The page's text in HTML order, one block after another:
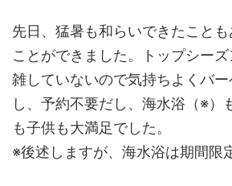
先日、猛暑も和らいできたことも
ことができました。トップシー
雑していないので気持ちよくバ
し、予約不要だし、海水浴（※）
も子供も大満足でした。
※後述しますが、海水浴は期間限